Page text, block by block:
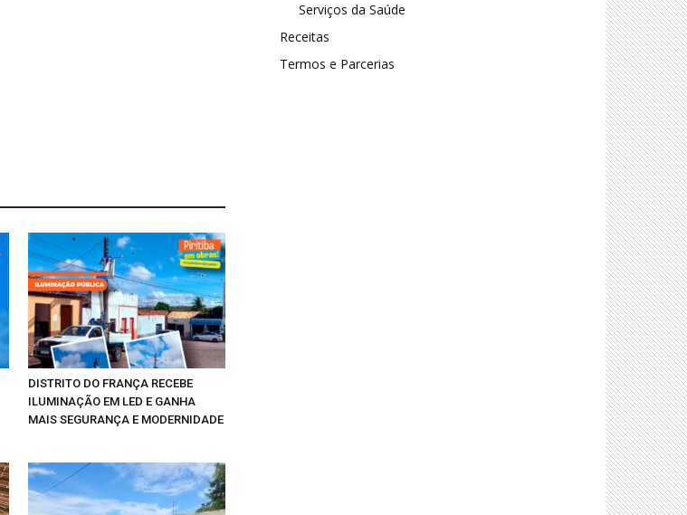
DISTRITO DO FRANÇA RECEBE
ILUMINAÇÃO EM LED E GANHA
MAIS SEGURANÇA E MODERNIDADE
Serviços da Saúde
Receitas
Termos e Parcerias